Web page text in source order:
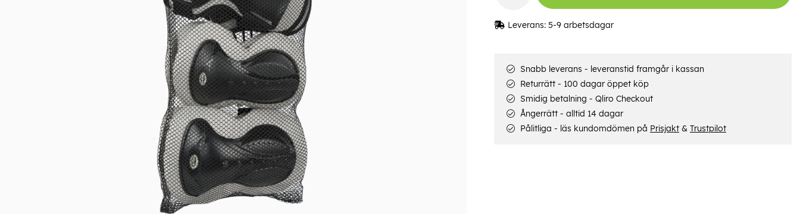
Leverans: 5-9 arbetsdagar
Snabb leverans - leveranstid framgår i kassan
Returrätt - 100 dagar öppet köp
Smidig betalning - Qliro Checkout
Ångerrätt - alltid 14 dagar
Pålitliga - läs kundomdömen på Prisjakt& Trustpilot